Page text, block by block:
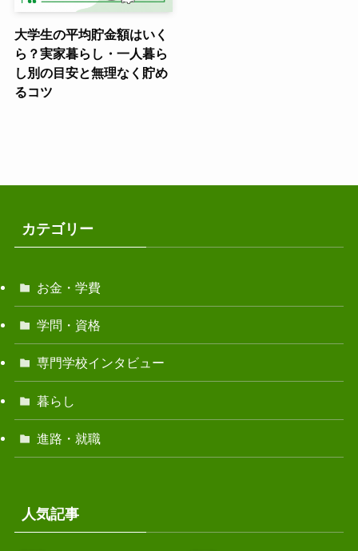
大学生の平均貯金額はいく
ら？実家暮らし・一人暮ら
し別の目安と無理なく貯め
るコツ
カテゴリー
お金・学費
学問・資格
専門学校インタビュー
暮らし
進路・就職
人気記事